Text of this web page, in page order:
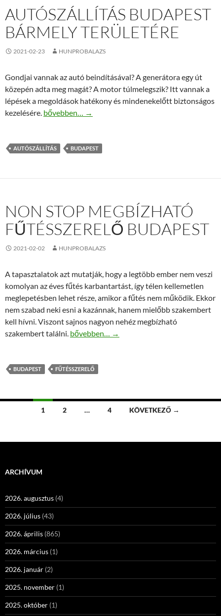
AUTÓSZÁLLÍTÁS BUDAPEST
BÁRMELY TERÜLETÉRE
2021-02-23 HUNPROBALAZS
Gondjai vannak az autó beindításával? A generátora egy út
közepén adta meg magát? A motor túlmelegszik? Itt vannak a
lépések a megoldások hatékony és mindenekelőtt biztonságos
kezelésére. Autószállítás Budapest bármely területére
bővebben… →
AUTÓSZÁLLÍTÁS BUDAPEST
NON STOP MEGBÍZHATÓ
FŰTÉSSZERELŐ BUDAPEST
2021-02-02 HUNPROBALAZS
A tapasztalatok azt mutatják, hogy a legtöbb ember nem veszi
komolyan az éves fűtés karbantartást, így télen kellemetlen
meglepetésben lehet része, amikor a fűtés nem működik. Ekkor
nem szabad neki esni a kazánnak, hanem mielőbb szakembert
kell hívni. Viszont sajnos nagyon nehéz megbízható
szakembert találni. Non stop megbízható fűtésszerelő Budapest
bővebben… →
BUDAPEST FŰTÉSSZERELŐ
Bejegyzések
1 2 … 4 KÖVETKEZŐ →
ARCHÍVUM
2026. augusztus (4)
2026. július (43)
2026. április (865)
2026. március (1)
2026. január (2)
2025. november (1)
2025. október (1)